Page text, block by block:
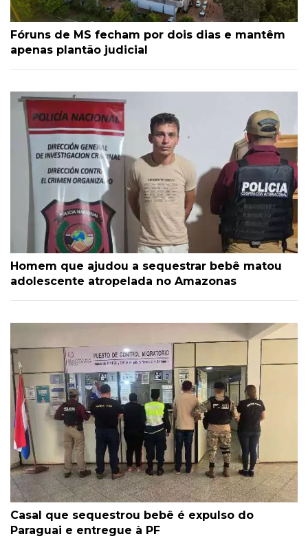
Fóruns de MS fecham por dois dias e mantêm
apenas plantão judicial
Homem que ajudou a sequestrar bebê matou
adolescente atropelada no Amazonas
Casal que sequestrou bebê é expulso do
Paraguai e entregue à PF